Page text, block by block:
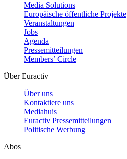
Media Solutions
Europäische öffentliche Projekte
Veranstaltungen
Jobs
Agenda
Pressemitteilungen
Members’ Circle
Über Euractiv
Über uns
Kontaktiere uns
Mediahuis
Euractiv Pressemitteilungen
Politische Werbung
Abos